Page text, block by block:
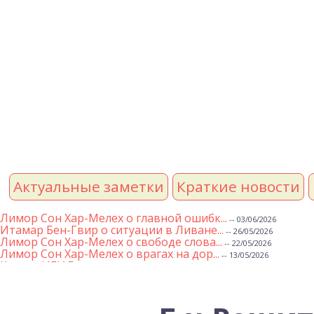
Актуальные заметки Краткие новости
Лимор Сон Хар-Мелех о главной ошибк... -- 03/06/2026
Итамар Бен-Гвир о ситуации в Ливане... -- 26/05/2026
Лимор Сон Хар-Мелех о свободе слова... -- 22/05/2026
Лимор Сон Хар-Мелех о врагах на дор... -- 13/05/2026
Клятва ИГИЛ